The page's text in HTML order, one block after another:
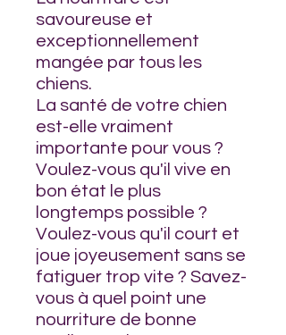
savoureuse et
exceptionnellement
mangée par tous les
chiens.
La santé de votre chien
est-elle vraiment
importante pour vous ?
Voulez-vous qu'il vive en
bon état le plus
longtemps possible ?
Voulez-vous qu'il court et
joue joyeusement sans se
fatiguer trop vite ? Savez-
vous à quel point une
nourriture de bonne